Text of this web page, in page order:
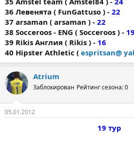
36 Левенята ( FunGattuso ) - 22
37 arsaman ( arsaman ) - 22
38 Socceroos - ENG ( Socceroos ) - 19
39 Rikis Англия ( Rikis ) - 16
40 Hipster Athletic ( espritsan@
Atrium
Заблокирован Рейтинг сезона: 0
05.01.2012
19 тур